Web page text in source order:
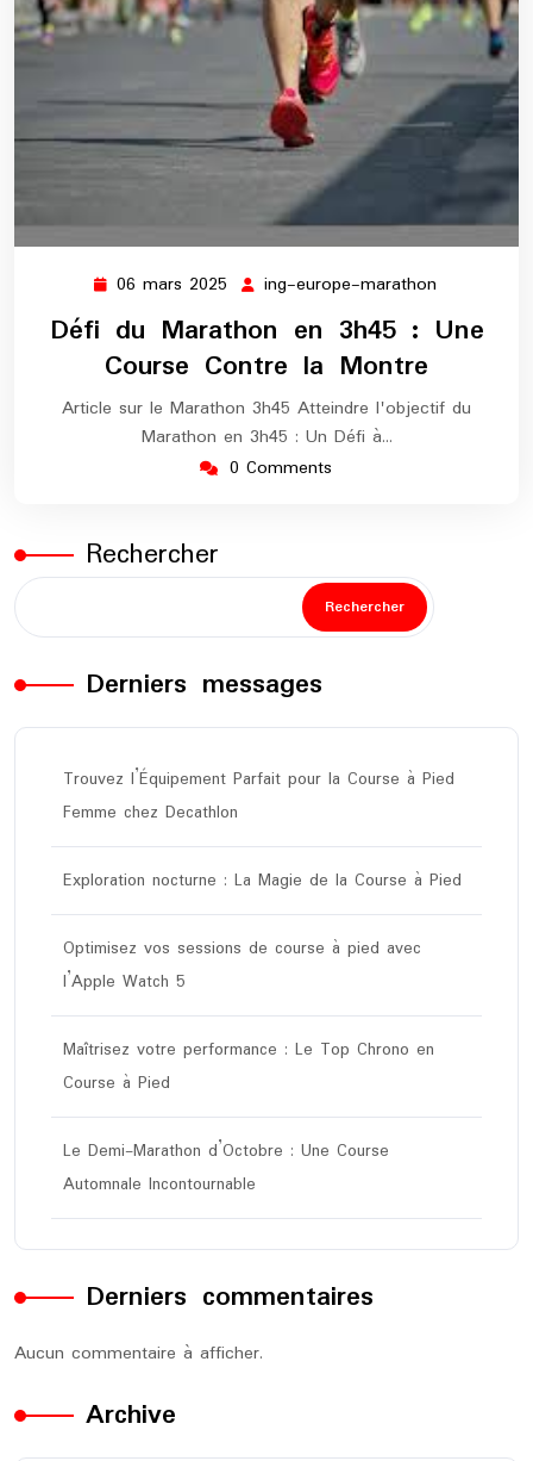
06 mars 2025 06
mars
2025
ing-europe-marathon
europe-
marathon
Défi du Marathon en 3h45 : Une
Course Contre la Montre
Article sur le Marathon 3h45 Atteindre l'objectif du
Marathon en 3h45 : Un Défi à…
0 Comments
Rechercher
Rechercher
Derniers messages
Trouvez l’Équipement Parfait pour la Course à Pied
Femme chez Decathlon
Exploration nocturne : La Magie de la Course à Pied
Optimisez vos sessions de course à pied avec
l’Apple Watch 5
Maîtrisez votre performance : Le Top Chrono en
Course à Pied
Le Demi-Marathon d’Octobre : Une Course
Automnale Incontournable
Derniers commentaires
Aucun commentaire à afficher.
Archive